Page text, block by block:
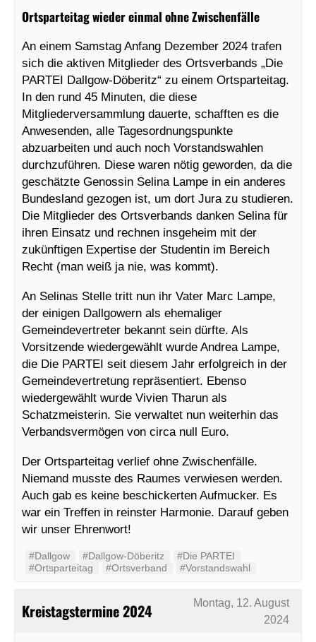
Ortsparteitag wieder einmal ohne Zwischenfälle
An einem Samstag Anfang Dezember 2024 trafen
sich die aktiven Mitglieder des Ortsverbands „Die
PARTEI Dallgow-Döberitz“ zu einem Ortsparteitag.
In den rund 45 Minuten, die diese
Mitgliederversammlung dauerte, schafften es die
Anwesenden, alle Tagesordnungspunkte
abzuarbeiten und auch noch Vorstandswahlen
durchzuführen. Diese waren nötig geworden, da die
geschätzte Genossin Selina Lampe in ein anderes
Bundesland gezogen ist, um dort Jura zu studieren.
Die Mitglieder des Ortsverbands danken Selina für
ihren Einsatz und rechnen insgeheim mit der
zukünftigen Expertise der Studentin im Bereich
Recht (man weiß ja nie, was kommt).
An Selinas Stelle tritt nun ihr Vater Marc Lampe,
der einigen Dallgowern als ehemaliger
Gemeindevertreter bekannt sein dürfte. Als
Vorsitzende wiedergewählt wurde Andrea Lampe,
die Die PARTEI seit diesem Jahr erfolgreich in der
Gemeindevertretung repräsentiert. Ebenso
wiedergewählt wurde Vivien Tharun als
Schatzmeisterin. Sie verwaltet nun weiterhin das
Verbandsvermögen von circa null Euro.
Der Ortsparteitag verlief ohne Zwischenfälle.
Niemand musste des Raumes verwiesen werden.
Auch gab es keine beschickerten Aufmucker. Es
war ein Treffen in reinster Harmonie. Darauf geben
wir unser Ehrenwort!
#Dallgow #Dallgow-Döberitz
#Die PARTEI
#Ortsparteitag
#Ortsverband #Vorstandswahl
Kreistagstermine 2024
Montag, 12. August
2024